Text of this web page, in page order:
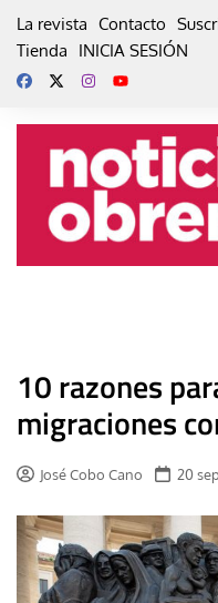
La revista Contacto
Tienda
INICIA SESIÓN
10 razones
migraciones
José Cobo Cano 20